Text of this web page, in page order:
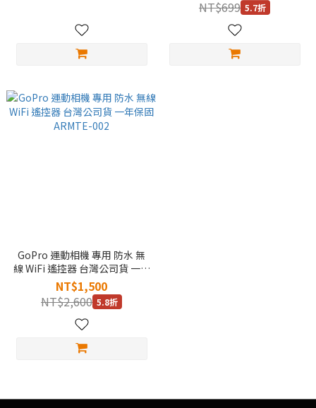
NT$699 5.7折
GoPro 運動相機 專用 防水 無
線 WiFi 遙控器 台灣公司貨 一年
保固 ARMTE-002
NT$1,500
NT$2,600 5.8折